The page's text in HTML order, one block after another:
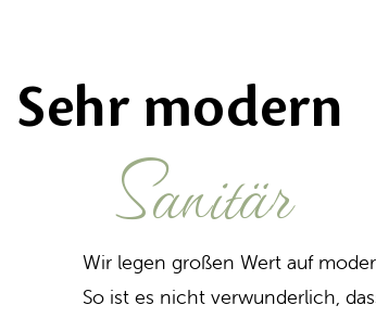
Sehr modern
Sanitär
Wir legen großen Wert auf
So ist es nicht verwunderlich,